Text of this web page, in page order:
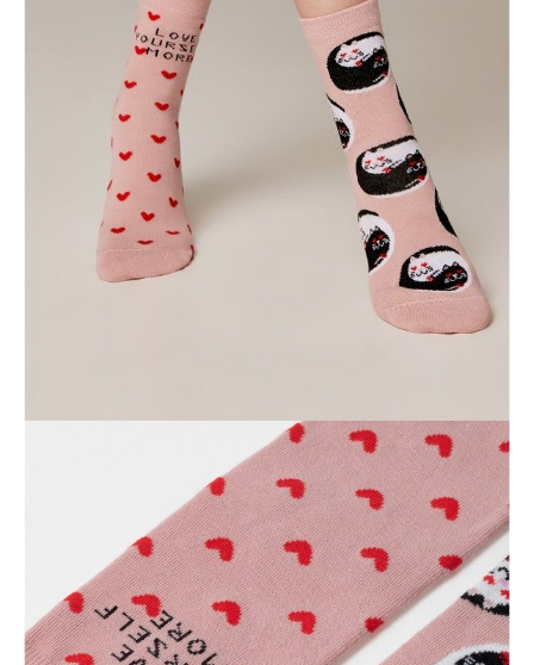
DODAJ DO KOSZYKA
Jak złożyć zamówienie
POWIADOM MNIE O DOSTĘPNOŚCI
ПОЛУЧИТЬ ПО EMAIL
darmowa od 99 zł
czas dostawy: 1-2 dni robocze
Paczkomaty InPost 24/7,
czas dostawy: 1-2 dni robocze
Odbiór osobisty
Kreatywne rysunki zapewnią Tobie i osobom wokół Ciebie wspaniały
• nie zsuwa się, dobrze przylega do stopy;
• wykonany z wysokiej jakości bawełny,
• oryginalny prezent dla przyjaciół i rodziny.
1001320870030215387
bawełna 70%, poliamid 28%, elastan 2%
Udostępnij produkt
Podmiot odpowiedzialny